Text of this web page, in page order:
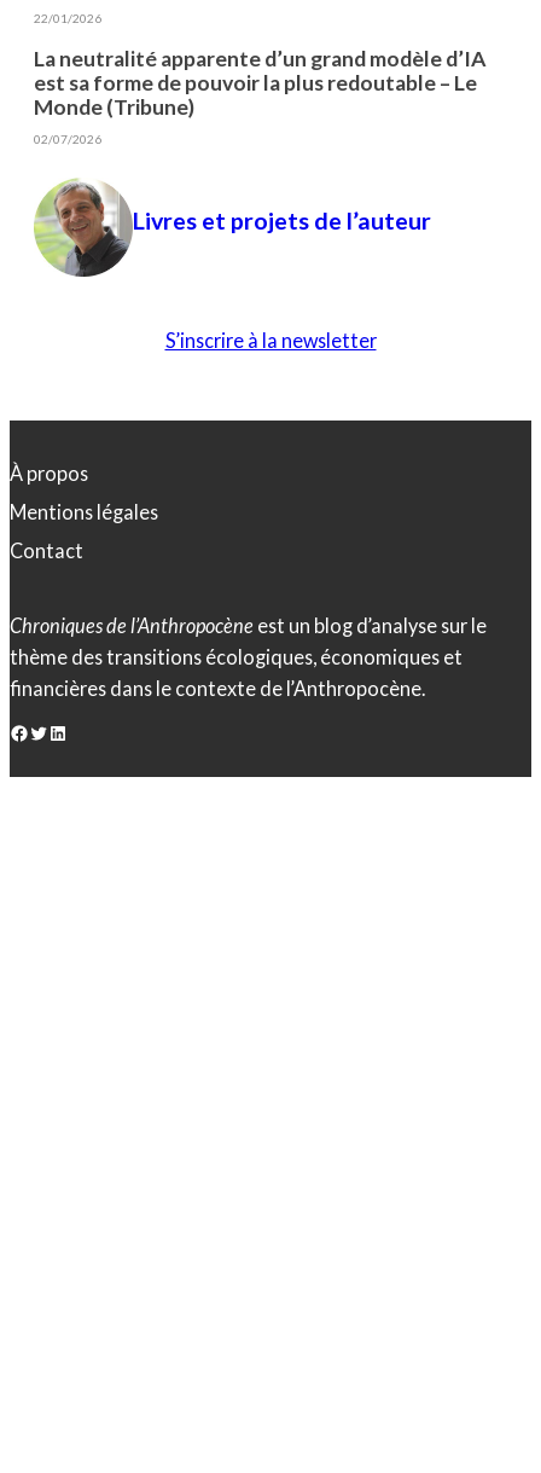
22/01/2026
La neutralité apparente d’un grand modèle d’IA
est sa forme de pouvoir la plus redoutable – Le
Monde (Tribune)
02/07/2026
Livres et projets de l’auteur
S’inscrire à la newsletter
À propos
Mentions légales
Contact
Chroniques de l’Anthropocène est un blog d’analyse sur le
thème des transitions écologiques, économiques et
financières dans le contexte de l’Anthropocène.
Facebook Twitter LinkedIn